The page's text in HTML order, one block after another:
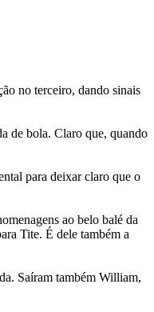
no terceiro, dando sinais
de bola. Claro que, quando
para deixar claro que o
ao belo balé da
Tite. É dele também a
Saíram também William,